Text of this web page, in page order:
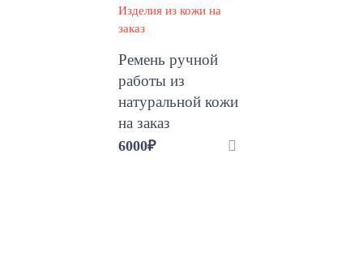
Изделия из кожи на
заказ
Ремень ручной
работы из
натуральной кожи
на заказ
6000₽